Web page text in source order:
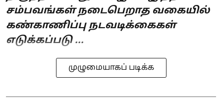
சம்பவங்கள் நடைபெறாத வகையில்
கண்காணிப்பு நடவடிக்கைகள்
எடுக்கப்படு ...
முழுமையாகப் படிக்க